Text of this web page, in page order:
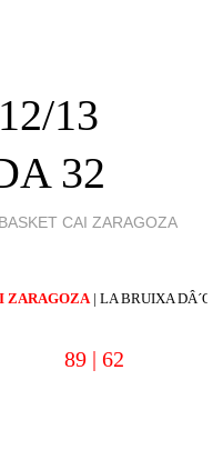
13
32
BASKET CAI ZARAGOZA
ZARAGOZA | LA BRUIXA DÂ´OR
89 | 62